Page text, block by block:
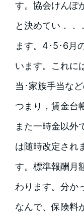
す。協会けんぽ
と決めてい．．
ます。4･5･6月
います。これに
当･家族手当な
つまり，賃金台
また一時金以外
は随時改定され
す。標準報酬月
わります。分か
なんで、保険料